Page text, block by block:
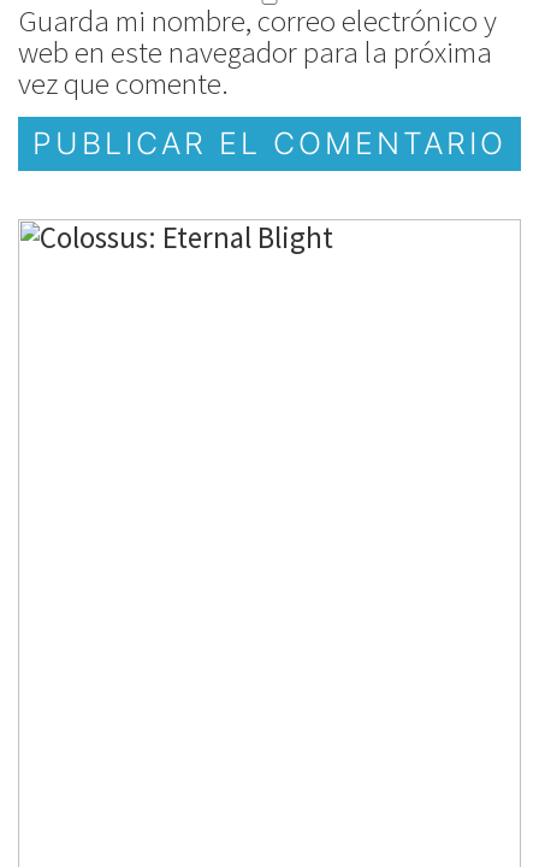
Guarda mi nombre, correo electrónico y
web en este navegador para la próxima
vez que comente.